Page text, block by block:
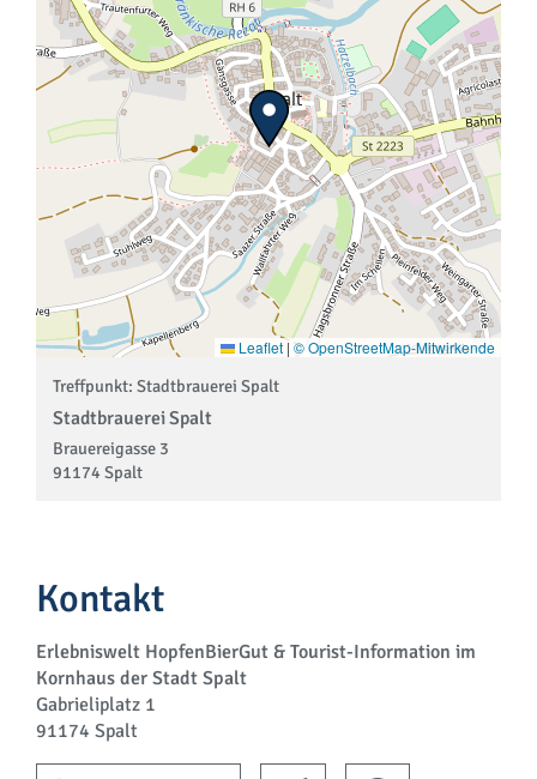
Leaflet| © OpenStreetMap-Mitwirkende
Treffpunkt: Stadtbrauerei Spalt
Stadtbrauerei Spalt
Brauereigasse 3
91174 Spalt
Kontakt
Erlebniswelt HopfenBierGut & Tourist-Information im
Kornhaus der Stadt Spalt
Gabrieliplatz 1
91174 Spalt